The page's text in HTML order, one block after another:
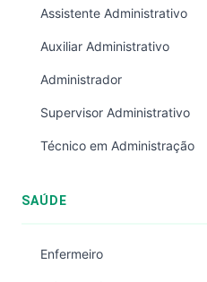
Assistente Administrativo
Auxiliar Administrativo
Administrador
Supervisor Administrativo
Técnico em Administração
SAÚDE
Enfermeiro